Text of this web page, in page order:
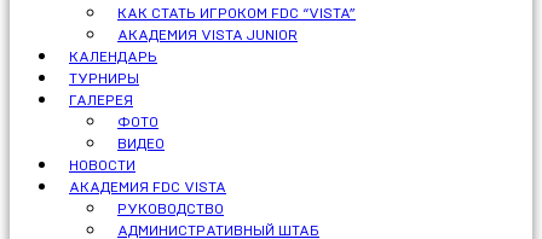
КАК СТАТЬ ИГРОКОМ FDC “VISTA”
АКАДЕМИЯ VISTA JUNIOR
КАЛЕНДАРЬ
ТУРНИРЫ
ГАЛЕРЕЯ
ФОТО
ВИДЕО
НОВОСТИ
АКАДЕМИЯ FDC VISTA
РУКОВОДСТВО
АДМИНИСТРАТИВНЫЙ ШТАБ